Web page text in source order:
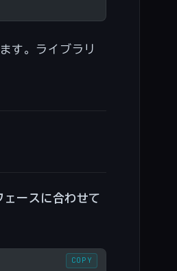
す。ライブラリ
ースに合わせて
COPY